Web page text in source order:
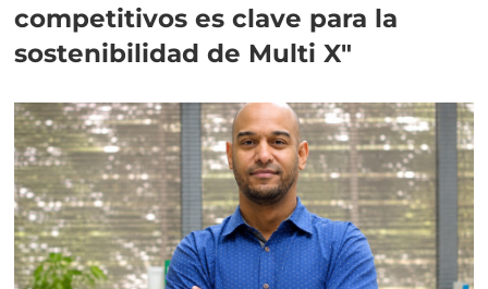
competitivos es clave para la
sostenibilidad de Multi X"